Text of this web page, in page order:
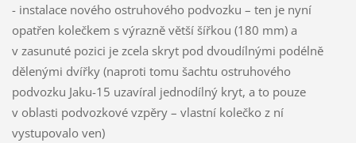
- instalace nového ostruhového podvozku – ten je nyní
opatřen kolečkem s výrazně větší šířkou (180 mm) a
v zasunuté pozici je zcela skryt pod dvoudílnými podélně
dělenými dvířky (naproti tomu šachtu ostruhového
podvozku Jaku-15 uzavíral jednodílný kryt, a to pouze
v oblasti podvozkové vzpěry – vlastní kolečko z ní
vystupovalo ven)